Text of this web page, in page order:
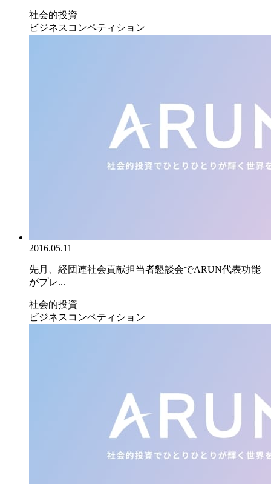
社会的投資
ビジネスコンペティション
2016.05.11
先月、経団連社会貢献担当者懇談会でARUN代表功能
がプレ...
社会的投資
ビジネスコンペティション